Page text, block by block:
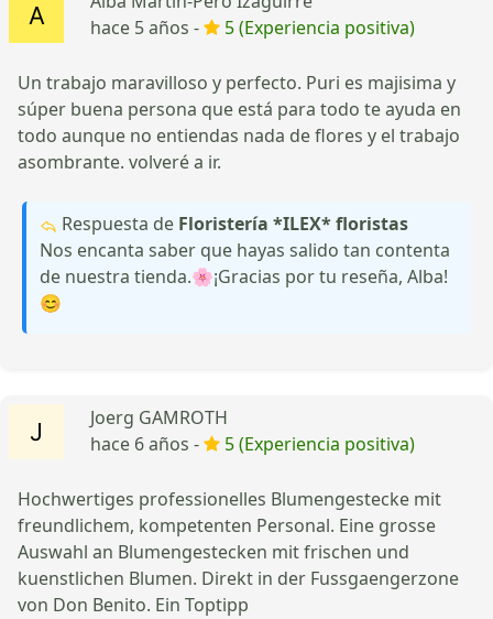
hace 5 años -
5 (Experiencia positiva)
Un trabajo maravilloso y perfecto. Puri es majisima y
súper buena persona que está para todo te ayuda en
todo aunque no entiendas nada de flores y el trabajo
asombrante. volveré a ir.
Respuesta de Floristería *ILEX* floristas
Nos encanta saber que hayas salido tan contenta
de nuestra tienda.🌸¡Gracias por tu reseña, Alba!
😊
Joerg GAMROTH
hace 6 años -
5 (Experiencia positiva)
Hochwertiges professionelles Blumengestecke mit
freundlichem, kompetenten Personal. Eine grosse
Auswahl an Blumengestecken mit frischen und
kuenstlichen Blumen. Direkt in der Fussgaengerzone
von Don Benito. Ein Toptipp